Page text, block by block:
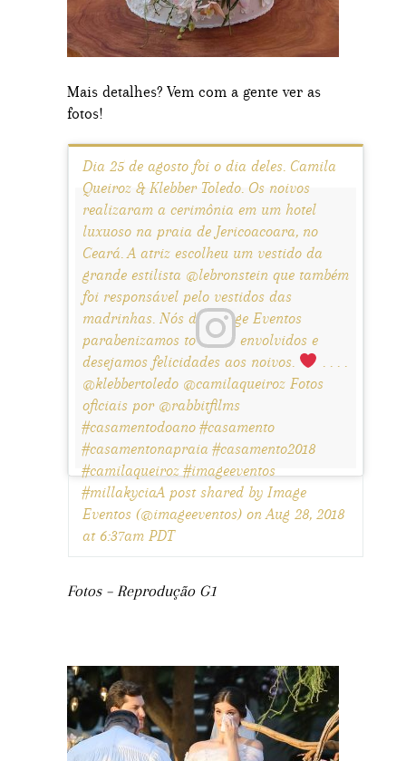
Mais detalhes? Vem com a gente ver as
fotos!
Dia 25 de agosto foi o dia deles. Camila
Queiroz & Klebber Toledo. Os noivos
realizaram a cerimônia em um hotel
luxuoso na praia de Jericoacoara, no
Ceará. A atriz escolheu um vestido da
grande estilista @lebronstein que também
foi responsável pelo vestidos das
madrinhas. Nós da Image Eventos
parabenizamos todos os envolvidos e
desejamos felicidades aos noivos.
. . . .
@klebbertoledo @camilaqueiroz Fotos
oficiais por @rabbitfilms
#casamentodoano #casamento
#casamentonapraia #casamento2018
#camilaqueiroz #imageeventos
#millakyciaA post shared by Image
Eventos (@imageeventos) on Aug 28, 2018
at 6:37am PDT
Fotos – Reprodução G1